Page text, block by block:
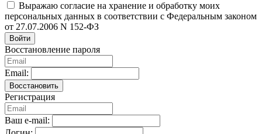
Выражаю согласие на хранение и обработку моих
персональных данных в соответствии с Федеральным законом
от 27.07.2006 N 152-ФЗ
Войти
Восстановление пароля
Email:
Восстановить
Регистрация
Ваш e-mail: